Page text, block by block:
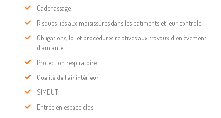
Cadenassage
Risques liés aux moisissures dans les bâtiments et leur contrôle
Obligations, loi et procédures relatives aux travaux d'enlèvement
d'amiante
Protection respiratoire
Qualité de l'air intérieur
SIMDUT
Entrée en espace clos